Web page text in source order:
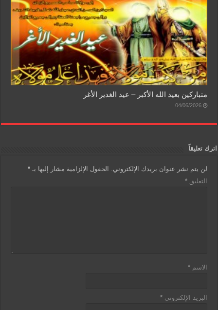
متباركين بعيد الله الأكبر – عيد الغدير الأغر
04/06/2026
اترك تعليقاً
لن يتم نشر عنوان بريدك الإلكتروني. الحقول الإلزامية مشار إليها بـ*
التعليق*
الاسم*
البريد الإلكتروني*